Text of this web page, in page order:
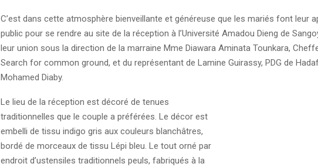
C’est dans cette atmosphère bienveillante et généreuse que les mariés font leur
public pour se rendre au site de la réception à l’Université Amadou Dieng de
leur union sous la direction de la marraine Mme Diawara Aminata Tounkara,
Search for common ground, et du représentant de Lamine Guirassy, PDG de
Mohamed Diaby.
Le lieu de la réception est décoré de tenues
traditionnelles que le couple a préférées. Le décor est
embelli de tissu indigo gris aux couleurs blanchâtres,
bordé de morceaux de tissu Lépi bleu. Le tout orné par
endroit d’ustensiles traditionnels peuls, fabriqués à la